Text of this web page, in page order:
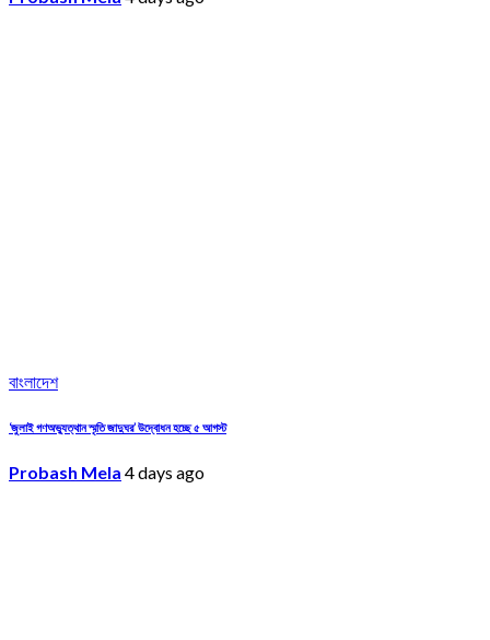
বাংলাদেশ
‘জুলাই গণঅভ্যুত্থান স্মৃতি জাদুঘর’ উদ্বোধন হচ্ছে ৫ আগস্ট
Probash Mela 4 days ago